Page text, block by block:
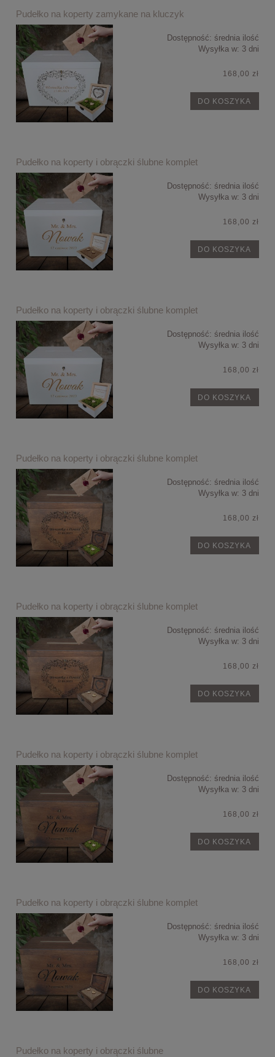
Pudełko na koperty zamykane na kluczyk
Dostępność: średnia ilość
Wysyłka w: 3 dni
168,00 zł
DO KOSZYKA
Pudełko na koperty i obrączki ślubne komplet
Dostępność: średnia ilość
Wysyłka w: 3 dni
168,00 zł
DO KOSZYKA
Pudełko na koperty i obrączki ślubne komplet
Dostępność: średnia ilość
Wysyłka w: 3 dni
168,00 zł
DO KOSZYKA
Pudełko na koperty i obrączki ślubne komplet
Dostępność: średnia ilość
Wysyłka w: 3 dni
168,00 zł
DO KOSZYKA
Pudełko na koperty i obrączki ślubne komplet
Dostępność: średnia ilość
Wysyłka w: 3 dni
168,00 zł
DO KOSZYKA
Pudełko na koperty i obrączki ślubne komplet
Dostępność: średnia ilość
Wysyłka w: 3 dni
168,00 zł
DO KOSZYKA
Pudełko na koperty i obrączki ślubne komplet
Dostępność: średnia ilość
Wysyłka w: 3 dni
168,00 zł
DO KOSZYKA
Pudełko na koperty i obrączki ślubne